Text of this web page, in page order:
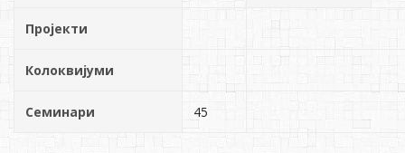
Пројекти
Колоквијуми
Семинари 45